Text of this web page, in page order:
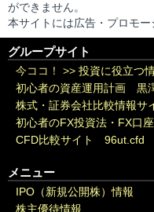
ができません。
本サイトには広告・プロモー
グループサイト
今ココ！ >> 投資に役立つ
初心者の資産運用計画 黒
株式・証券会社比較情報サ
初心者のFX投資法・FX口
CFD比較サイト 96ut.cfd
メニュー
IPO（新規公開株）情報
株主優待情報